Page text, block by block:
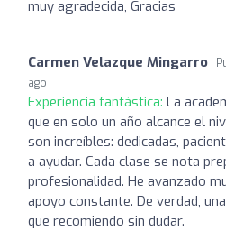
muy agradecida, Gracias
Carmen Velazque Mingarro
ago
Experiencia fantástica: La
que en solo un año alcance el
son increíbles: dedicadas,
a ayudar. Cada clase se nota
profesionalidad. He avanzado
apoyo constante. De verdad,
que recomiendo sin dudar.